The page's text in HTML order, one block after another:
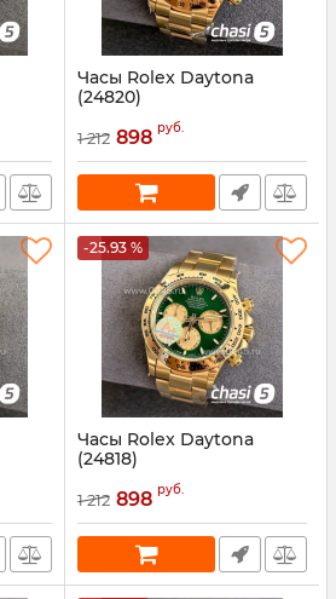
Часы Rolex Daytona
(24820)
24820
1 212 898 руб.
-25.93 %
Часы Rolex Daytona
(24818)
24818
1 212 898 руб.